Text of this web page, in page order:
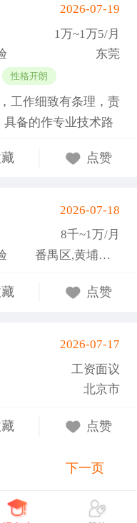
(蓝小艳)2026-07-19
1万~1万5/月
东莞
性格开朗
工作细致有条理，责
备的作专业技术路
次组织班级篮球、羽
点赞
2026-07-18
8千~1万/月
番禺区,黄埔区,越秀区
点赞
2026-07-17
工资面议
北京市
点赞
下一页